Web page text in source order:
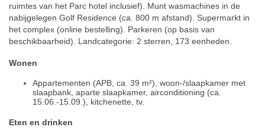
ruimtes van het Parc hotel inclusief). Munt wasmachines in de
nabijgelegen Golf Residence (ca. 800 m afstand). Supermarkt in
het complex (online bestelling). Parkeren (op basis van
beschikbaarheid). Landcategorie: 2 sterren, 173 eenheden.
Wonen
Appartementen (APB, ca. 39 m²), woon-/slaapkamer met
slaapbank, aparte slaapkamer, airconditioning (ca.
15.06.-15.09.), kitchenette, tv.
Eten en drinken